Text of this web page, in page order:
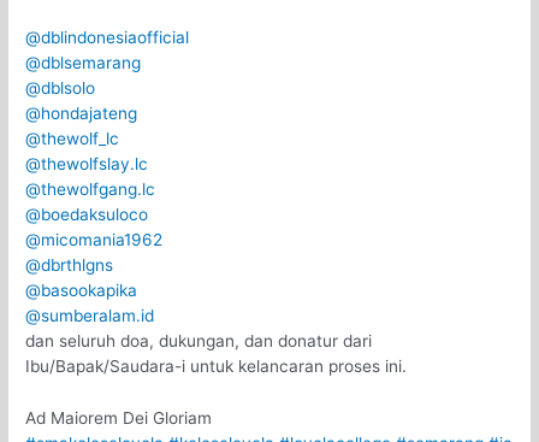
@dblindonesiaofficial
@dblsemarang
@dblsolo
@hondajateng
@thewolf_lc
@thewolfslay.lc
@thewolfgang.lc
@boedaksuloco
@micomania1962
@dbrthlgns
@basookapika
@sumberalam.id
dan seluruh doa, dukungan, dan donatur dari
Ibu/Bapak/Saudara-i untuk kelancaran proses ini.
Ad Maiorem Dei Gloriam